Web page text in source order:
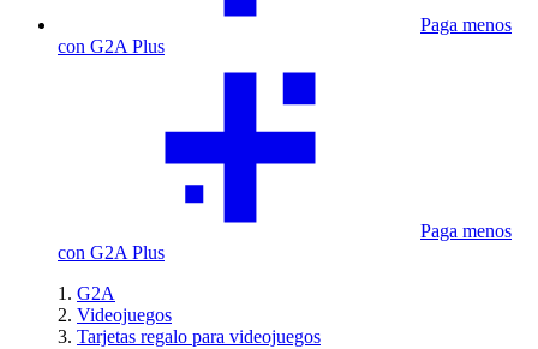
Paga menos
con G2A Plus
Paga menos
con G2A Plus
G2A
Videojuegos
Tarjetas regalo para videojuegos